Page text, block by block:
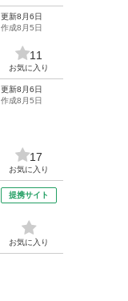
更新8月6日
作成8月5日
11
お気に入り
更新8月6日
作成8月5日
17
お気に入り
提携サイト
お気に入り